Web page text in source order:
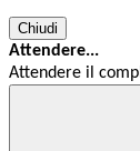
Chiudi
Attendere...
Attendere il